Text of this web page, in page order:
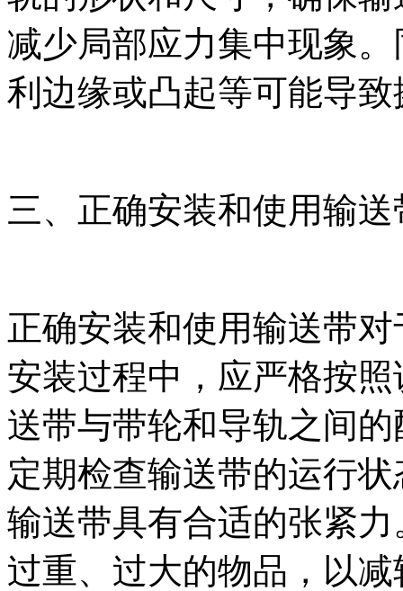
减少局部应力集中现象
利边缘或凸起等可能导
三、正确安装和使用输送
正确安装和使用输送带
安装过程中，应严格按
送带与带轮和导轨之间
定期检查输送带的运行
输送带具有合适的张紧
过重、过大的物品，以